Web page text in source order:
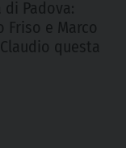
Padova:
Friso e Marco
questa